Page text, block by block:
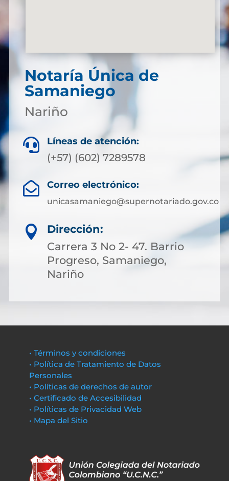
Notaría Única de
Samaniego
Nariño
 Líneas de atención:
(+57) (602) 7289578
 Correo electrónico:
unicasamaniego@supernotariado.gov.co

Dirección:
Carrera 3 No 2- 47. Barrio
Progreso, Samaniego,
Nariño
• Términos y condiciones
• Política de Tratamiento de Datos
Personales
• Políticas de derechos de autor
• Certificado de Accesibilidad
• Políticas de Privacidad Web
• Mapa del Sitio